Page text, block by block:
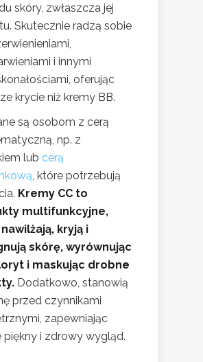
skóry, zwłaszcza jej
Skutecznie radzą sobie
i innymi
oferując
krycie niż kremy BB.
są osobom z cerą
np. z
lub cerą
, które potrzebują
Kremy CC to
multifunkcyjne,
kryją i
skórę, wyrównując
i maskując drobne
Dodatkowo, stanowią
przed czynnikami
zapewniając
piękny i zdrowy wygląd.